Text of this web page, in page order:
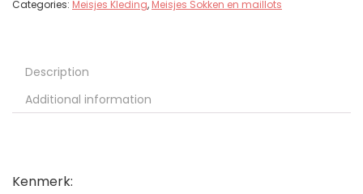
Categories: Meisjes Kleding, Meisjes Sokken en maillots
Description
Additional information
Kenmerk: